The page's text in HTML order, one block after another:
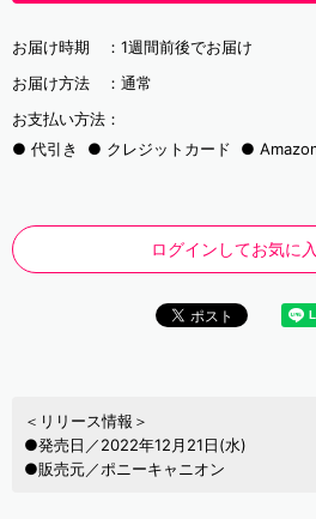
お届け時期 ： 1週間前後でお届け
お届け方法 ： 通常
お支払い方法：
代引き
クレジットカード
ログインしてお気に
＜リリース情報＞
●発売日／2022年12月21日(水)
●販売元／ポニーキャニオン